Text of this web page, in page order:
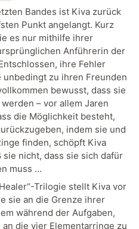
Bandes ist Kiva zurück
Punkt angelangt. Kurz
es nur mithilfe ihrer
Anführerin der
ihre Fehler
zu ihren Freunden
bewusst, dass sie
– vor allem Jaren
die Möglichkeit besteht,
indem sie und
finden, schöpft Kiva
nicht, dass sie sich dafür
muss …
Trilogie stellt Kiva vor
sie an die Grenze ihrer
während der Aufgaben,
die vier Elementarringe zu